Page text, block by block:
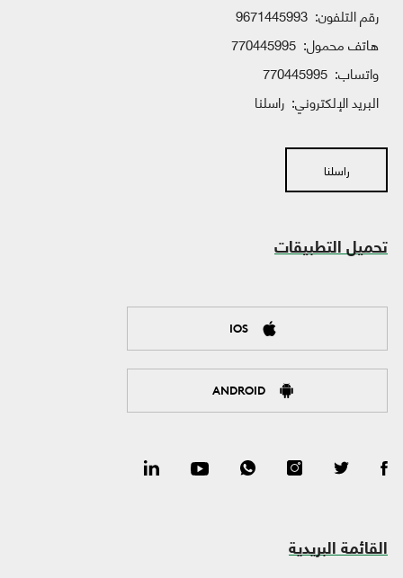
رقم التلفون: 9671445993
هاتف محمول: 770445995
واتساب:
البريد الإلكتروني: راسلنا
راسلنا
تحميل التطبيقات
IOS
ANDROID
القائمة البريدية